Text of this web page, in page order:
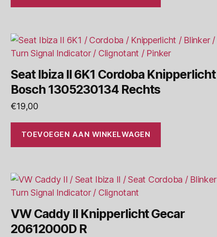
Seat Ibiza II 6K1 Cordoba Knipperlicht
Bosch 1305230134 Rechts
€19,00
TOEVOEGEN AAN WINKELWAGEN
VW Caddy II Knipperlicht Gecar
20612000D R